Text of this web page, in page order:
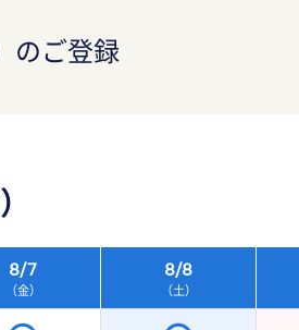
のご登録
8/7
（金）
8/8
（土）